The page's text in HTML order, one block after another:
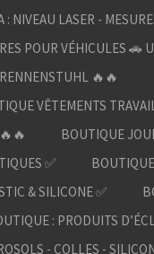
: NIVEAU LASER -
POUR VÉHICULES 🚗
🔥🔥
VÊTEMENTS
BOUTIQUE
✅
& SILICONE ✅
: PRODUITS
- COLLES -